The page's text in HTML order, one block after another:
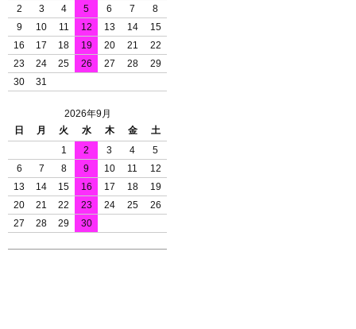
2
3 4 5 6 7
8
9
10 11 12 13 14
15
16
17 18 19 20 21
22
23
24 25 26 27 28
29
30
31
2026年9月
日
月 火 水 木 金
土
1
2 3 4
5
6
7 8 9 10 11
12
13
14 15 16 17 18
19
20
21 22 23 24 25
26
27
28 29 30